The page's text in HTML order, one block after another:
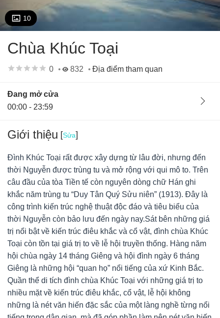
Ban quản lý
23/02/22
Hà Nội, Việt Nam
Chùa Khúc Toại
10
Chùa Khúc Toại
0 832 Địa điểm tham quan
Đang mở cửa
00:00 - 23:59
Giới thiệu [Sửa]
Đình Khúc Toại rất được xây dựng từ lâu đời, nhưng đến
thời Nguyễn được trùng tu và mở rộng với qui mô to. Trên
câu đầu của tòa Tiền tế còn nguyên dòng chữ Hán ghi
khắc năm trùng tu “Duy Tân Quý Sửu niên” (1913). Đây là
công trình kiến trúc nghệ thuật độc đáo và tiêu biểu của
thời Nguyễn còn bảo lưu đến ngày nay.Sát bên những giá
trị nổi bật về kiến trúc điêu khắc và cổ vật, đình chùa Khúc
Toại còn tồn tại giá trị to về lễ hội truyền thống. Hàng năm
hội chùa ngày 14 tháng Giêng và hội đình ngày 6 tháng
Giêng là những hội “quan họ” nổi tiếng của xứ Kinh Bắc.
Quần thể di tích đình chùa Khúc Toại với những giá trị to
nhiều mặt về kiến trúc điêu khắc, cổ vật, lễ hội không
những là nét văn hiến đặc sắc của một làng nghề từng nổi